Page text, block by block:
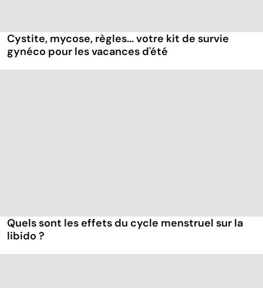
Cystite, mycose, règles... votre kit de survie
gynéco pour les vacances d'été
Quels sont les effets du cycle menstruel sur la
libido ?